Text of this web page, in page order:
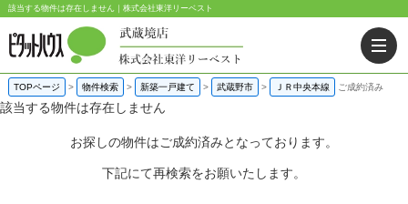
該当する物件は存在しません｜株式会社東洋リーベスト
TOPページ > 物件検索 > 新築一戸建て > 武蔵野市 > ＪＲ中央本線 ご成約済み
該当する物件は存在しません
お探しの物件はご成約済みとなっております。
下記にて再検索をお願いたします。